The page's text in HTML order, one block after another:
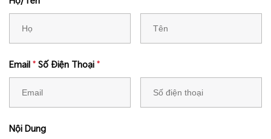
Email * Số Điện Thoại *
Nội Dung